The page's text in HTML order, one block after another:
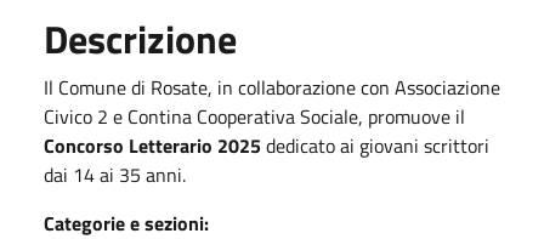
Descrizione
Il Comune di Rosate, in collaborazione con Associazione
Civico 2 e Contina Cooperativa Sociale, promuove il
Concorso Letterario 2025dedicato ai giovani scrittori
dai 14 ai 35 anni.
Categorie e sezioni: